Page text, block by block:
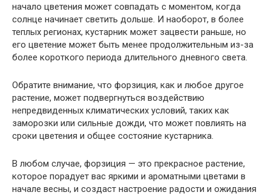
начало цветения может совпадать с моментом, когда
солнце начинает светить дольше. И наоборот, в более
теплых регионах, кустарник может зацвести раньше, но
его цветение может быть менее продолжительным из-за
более короткого периода длительного дневного света.
Обратите внимание, что форзиция, как и любое другое
растение, может подвергнуться воздействию
непредвиденных климатических условий, таких как
заморозки или сильные дожди, что может повлиять на
сроки цветения и общее состояние кустарника.
В любом случае, форзиция — это прекрасное растение,
которое порадует вас яркими и ароматными цветами в
начале весны, и создаст настроение радости и ожидания